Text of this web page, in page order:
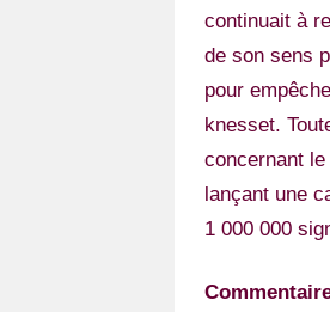
continuait à
de son sens
pour
knesset.
concernant
lançant une
1 000 000